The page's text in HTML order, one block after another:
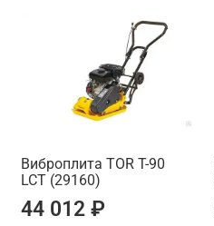
Виброплита TOR T-90
LCT (29160)
44 012 ₽